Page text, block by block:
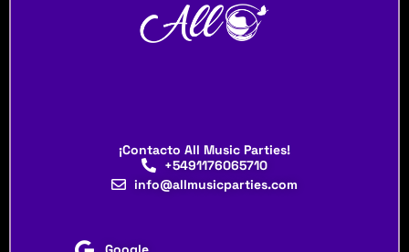
¡Contacto All Music Parties!
+5491176065710
info@allmusicparties.com